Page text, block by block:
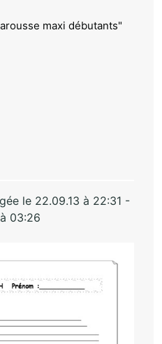
maxi débutants"
le 22.09.13 à 22:31 -
03:26